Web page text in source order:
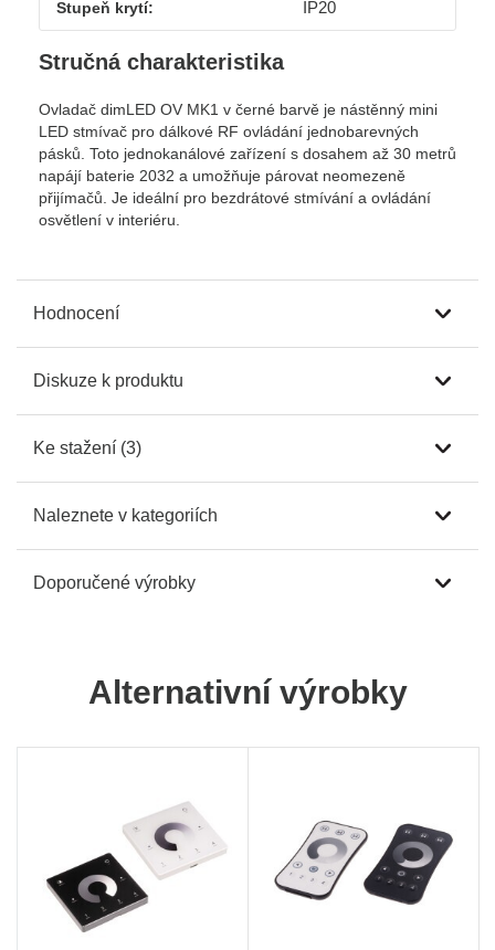
Stupeň krytí: IP20
Stručná charakteristika
Ovladač dimLED OV MK1 v černé barvě je nástěnný mini
LED stmívač pro dálkové RF ovládání jednobarevných
pásků. Toto jednokanálové zařízení s dosahem až 30 metrů
napájí baterie 2032 a umožňuje párovat neomezeně
přijímačů. Je ideální pro bezdrátové stmívání a ovládání
osvětlení v interiéru.
Hodnocení
Diskuze k produktu
Ke stažení (3)
Naleznete v kategoriích
Doporučené výrobky
Alternativní výrobky